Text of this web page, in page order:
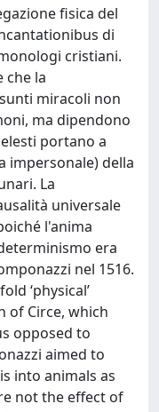
fisica del
di
cristiani.
che la
miracoli non
ma dipendono
portano a
impersonale) della
La
universale
l'anima
era
nel 1516.
‘physical’
of Circe, which
opposed to
aimed to
into animals as
not the effect of